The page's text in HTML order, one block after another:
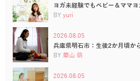
ヨガ未経験でもベビー＆ママ
BY yuri
2026.08.05
兵庫県明石市：生後2か月頃か
BY 築山 萌
2026.08.05